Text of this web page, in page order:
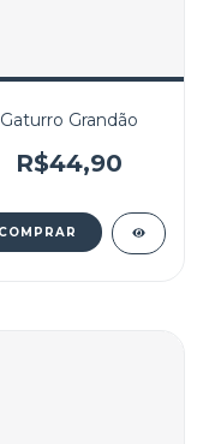
Gaturro Grandão
R$44,90